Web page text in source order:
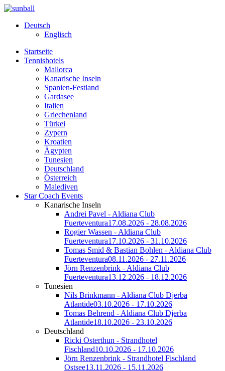
Deutsch
Englisch
Startseite
Tennishotels
Mallorca
Kanarische Inseln
Spanien-Festland
Gardasee
Italien
Griechenland
Türkei
Zypern
Kroatien
Ägypten
Tunesien
Deutschland
Österreich
Malediven
Star Coach Events
Kanarische Inseln
Andrei Pavel - Aldiana Club
Fuerteventura17.08.2026 - 28.08.2026
Rogier Wassen - Aldiana Club
Fuerteventura17.10.2026 - 31.10.2026
Tomas Smid & Bastian Bohlen - Aldiana Club
Fuerteventura08.11.2026 - 27.11.2026
Jörn Renzenbrink - Aldiana Club
Fuerteventura13.12.2026 - 18.12.2026
Tunesien
Nils Brinkmann - Aldiana Club Djerba
Atlantide03.10.2026 - 17.10.2026
Tomas Behrend - Aldiana Club Djerba
Atlantide18.10.2026 - 23.10.2026
Deutschland
Ricki Osterthun - Strandhotel
Fischland10.10.2026 - 17.10.2026
Jörn Renzenbrink - Strandhotel Fischland
Ostsee13.11.2026 - 15.11.2026